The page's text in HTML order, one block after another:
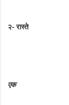
२- रास्ते
एक